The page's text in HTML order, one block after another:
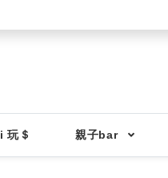
i 玩＄ 親子bar